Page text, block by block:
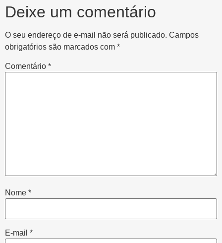
Deixe um comentário
O seu endereço de e-mail não será publicado. Campos
obrigatórios são marcados com *
Comentário *
Nome *
E-mail *